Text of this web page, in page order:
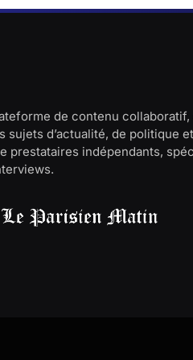
de contenu
sujets d’actualité, de politique
prestataires indépendants,